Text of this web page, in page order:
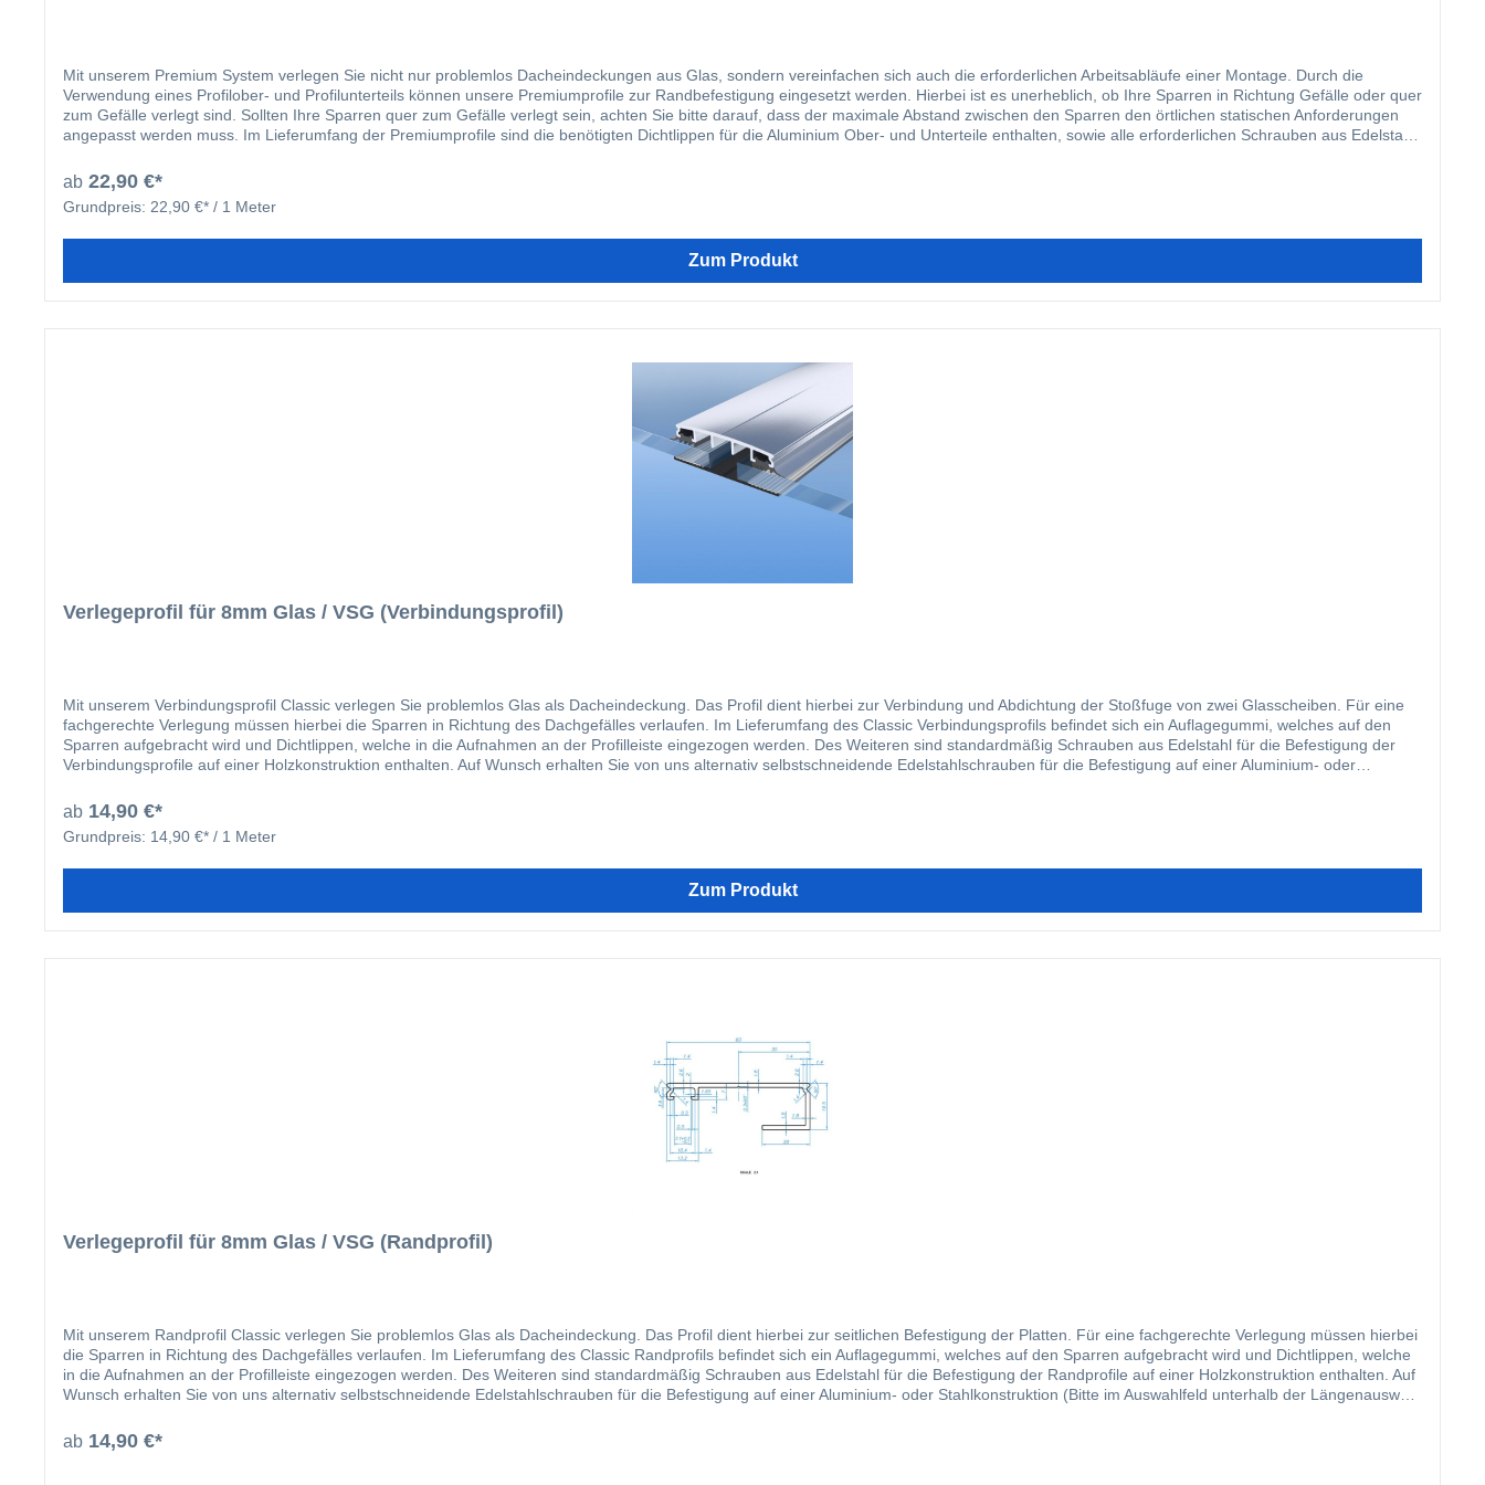
Mit unserem Premium System verlegen Sie nicht nur problemlos Dacheindeckungen aus Glas, sondern vereinfachen sich auch die erforderlichen Arbeitsabläufe einer Montage. Durch die
Verwendung eines Profilober- und Profilunterteils können unsere Premiumprofile zur Randbefestigung eingesetzt werden. Hierbei ist es unerheblich, ob Ihre Sparren in Richtung Gefälle oder quer
zum Gefälle verlegt sind. Sollten Ihre Sparren quer zum Gefälle verlegt sein, achten Sie bitte darauf, dass der maximale Abstand zwischen den Sparren den örtlichen statischen Anforderungen
angepasst werden muss. Im Lieferumfang der Premiumprofile sind die benötigten Dichtlippen für die Aluminium Ober- und Unterteile enthalten, sowie alle erforderlichen Schrauben aus Edelstahl.
standardmäßig eine Edelstahlschraube zur Befestigung auf einer Holzkonstruktion. Auf Wunsch erhalten Sie von uns alternativ selbstbohrende Edelstahlschrauben für die Befestigung auf einer
Aluminium- oder Stahlkonstruktion. Damit alle Profile problemlos und der Verlegeanleitung entsprechend vorgebohrt werden können, sind sowohl die Ober- als auch die Unterteile mit einer
Bohrnut versehen, welche ein „Wandern“ des Bohrers verhindert. Ergänzt durch unseren Premiumverbinder bieten wir Ihnen hier ein langlebiges, hervorragend abdichtendes Verlegesystem,
Verlegeprofile wird ein 3/8 Zoll Bit benötigt. Diesen können Sie hier am besten gleich mitbestellen, so dass einer reibungslosen Montage nichts mehr im Wege steht. In dem nachfolgenden Video
ab 22,90 €*
Grundpreis: 22,90 €* / 1 Meter
Zum Produkt
Verlegeprofil für 8mm Glas / VSG (Verbindungsprofil)
Mit unserem Verbindungsprofil Classic verlegen Sie problemlos Glas als Dacheindeckung. Das Profil dient hierbei zur Verbindung und Abdichtung der Stoßfuge von zwei Glasscheiben. Für eine
fachgerechte Verlegung müssen hierbei die Sparren in Richtung des Dachgefälles verlaufen. Im Lieferumfang des Classic Verbindungsprofils befindet sich ein Auflagegummi, welches auf den
Sparren aufgebracht wird und Dichtlippen, welche in die Aufnahmen an der Profilleiste eingezogen werden. Des Weiteren sind standardmäßig Schrauben aus Edelstahl für die Befestigung der
Verbindungsprofile auf einer Holzkonstruktion enthalten. Auf Wunsch erhalten Sie von uns alternativ selbstschneidende Edelstahlschrauben für die Befestigung auf einer Aluminium- oder
verlaufende Bohrnut, welche ein „Wandern“ des Bohrers beim Ansetzen verhindert. Ergänzt durch unsere Randprofile bieten wir Ihnen hier ein langlebiges, hervorragend abdichtendes
Verlegesystem für Ihre Dacheindeckung mit Stegplatten. Durch unseren Klemmdeckel kann das Verlegesystem optisch noch einmal aufgewertet werden. Der Verbinder ist in der Zeichnung mit
der Nr. 6 gekennzeichnet. In dem nachfolgenden Video zeigen wir Ihnen die Fachgerechte Verlegung unserer Profile.
ab 14,90 €*
Grundpreis: 14,90 €* / 1 Meter
Zum Produkt
Verlegeprofil für 8mm Glas / VSG (Randprofil)
Mit unserem Randprofil Classic verlegen Sie problemlos Glas als Dacheindeckung. Das Profil dient hierbei zur seitlichen Befestigung der Platten. Für eine fachgerechte Verlegung müssen hierbei
die Sparren in Richtung des Dachgefälles verlaufen. Im Lieferumfang des Classic Randprofils befindet sich ein Auflagegummi, welches auf den Sparren aufgebracht wird und Dichtlippen, welche
in die Aufnahmen an der Profilleiste eingezogen werden. Des Weiteren sind standardmäßig Schrauben aus Edelstahl für die Befestigung der Randprofile auf einer Holzkonstruktion enthalten. Auf
Wunsch erhalten Sie von uns alternativ selbstschneidende Edelstahlschrauben für die Befestigung auf einer Aluminium- oder Stahlkonstruktion (Bitte im Auswahlfeld unterhalb der Längenauswahl
verlaufende Bohrnut, welche ein „Wandern“ des Bohrers beim Ansetzen verhindert. Ergänzt durch unsere Verbindungsprofile bieten wir Ihnen hier ein langlebiges, hervorragend abdichtendes
Verlegesystem für Ihre Dacheindeckung mit Stegplatten. Durch unseren Klemmdeckel kann das Verlegesystem optisch noch einmal aufgewertet werden. Das Randprofil ist in der Zeichnung mit
ab 14,90 €*